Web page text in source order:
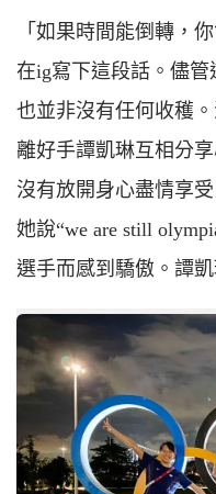
「如果時間能倒轉，
在ig寫下這段話。儘
也並非沒有任何收穫
離好手譚凱琳互相分
沒有放開身心盡情享
她說“we are still
選手而感到驕傲。譚